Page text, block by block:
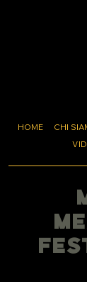
HOME CHI